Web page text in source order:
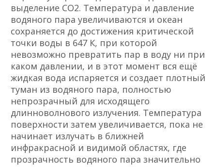
выделение CO2. Температура и давление
водяного пара увеличиваются и океан
сохраняется до достижения критической
точки воды в 647 К, при которой
невозможно превратить пар в воду ни при
каком давлении, и в этот момент вся ещё
жидкая вода испаряется и создает плотный
туман из водяного пара, полностью
непрозрачный для исходящего
длинноволнового излучения. Температура
поверхности затем увеличивается, пока не
начинает излучать в ближней
инфракрасной и видимой областях, где
прозрачность водяного пара значительно